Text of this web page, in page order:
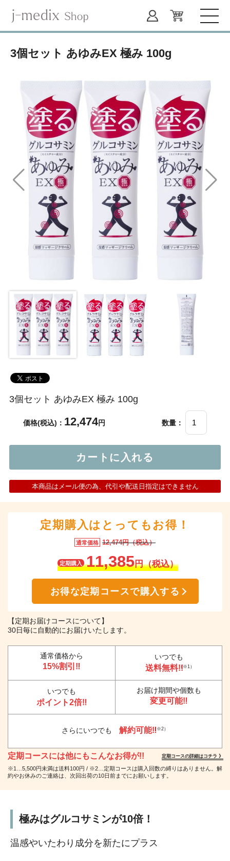
3個セット あゆみEX 極み 100g
3個セット あゆみEX 極み 100g
価格(税込)： 12,474円 数量：
本商品はメール便の為、代引や配送日指定はできません
定期購入はとってもお得！
通常価格 12,474円（税込）
定期購入 11,385円（税込）
お得な定期コースで購入する
【定期お届けコースについて】
30日毎に自動的にお届けいたします。
通常価格から
15%割引‼
いつでも
送料無料!!（※1）
いつでも
ポイント2倍‼
お届け期間や個数も
変更可能‼
さらにいつでも 解約可能‼（※2）
定期コースには他にもこんなお得が!! 定期コースの詳細はコチラ 》
※1…5,500円未満は送料100円 / ※2…定期コースは購入回数の縛りはありません。解
約やお休みのご連絡は、次回出荷の10日前までにお願いします。
極みはグルコサミンが10倍！
温感やいたわり成分を新たにプラス